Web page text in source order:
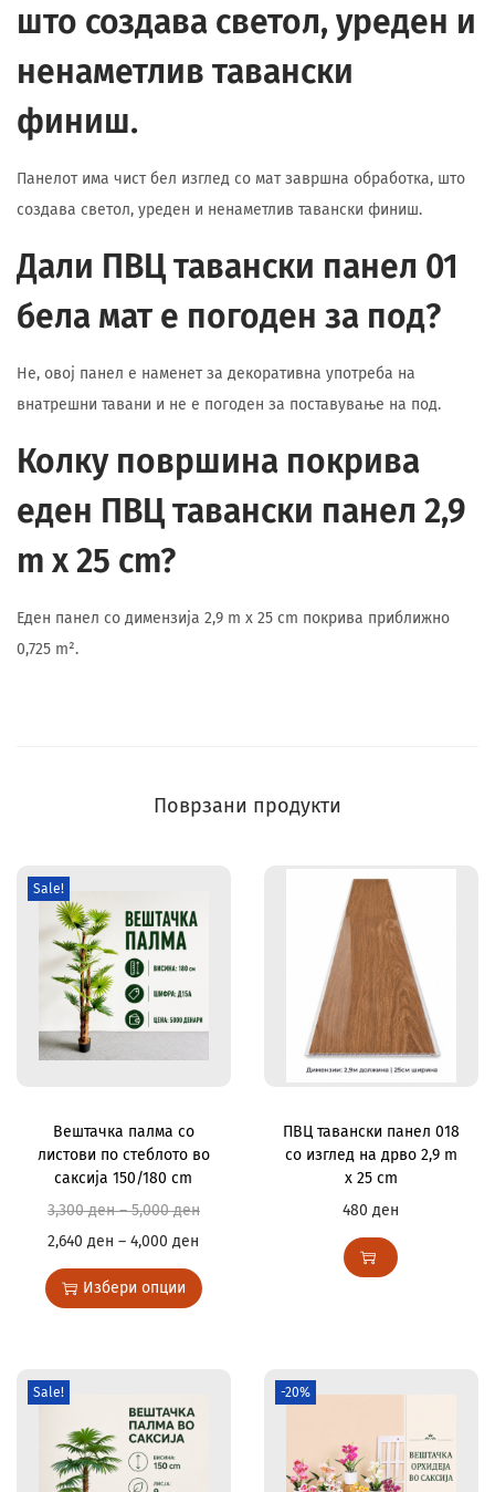
што создава светол, уреден и
ненаметлив тавански
финиш.
Панелот има чист бел изглед со мат завршна обработка, што
создава светол, уреден и ненаметлив тавански финиш.
Дали ПВЦ тавански панел 01
бела мат е погоден за под?
Не, овој панел е наменет за декоративна употреба на
внатрешни тавани и не е погоден за поставување на под.
Колку површина покрива
еден ПВЦ тавански панел 2,9
m x 25 cm?
Еден панел со димензија 2,9 m x 25 cm покрива приближно
0,725 m².
Поврзани продукти
Sale!
Вештачка палма со
листови по стеблото во
саксија 150/180 cm
3,300ден–5,000ден
2,640ден –4,000ден
Избери опции
ПВЦ тавански панел 018
со изглед на дрво 2,9 m
x 25 cm
480ден
Sale! -20%